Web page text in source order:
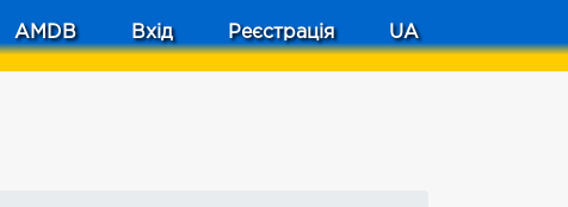
AMDB Вхід Реєстрація UA